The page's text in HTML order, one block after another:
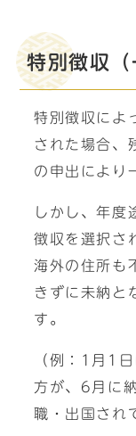
特別徴収
特別徴収によ
された場合、
の申出により
しかし、年度
徴収を選択さ
海外の住所も
きずに未納と
す。
（例：1月1
方が、6月に
職・出国され